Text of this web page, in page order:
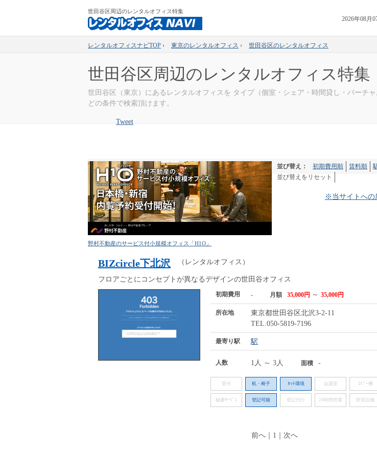
世田谷区周辺のレンタルオフィス特集
2026年08月
レンタルオフィスナビTOP › 東京のレンタルオフィス › 世田谷区のレンタルオフィス
世田谷区周辺のレンタルオフィス特集
世田谷区（東京）にあるレンタルオフィスを タイプ（個室・シェア・時間貸し・バーチ
どの条件で検索頂けます。
Tweet
野村不動産のサービス付小規模オフィス「H1O」
並び替え： 初期費用順 賃料順
並び替えをリセット
※当サイトへの
BIZcircle下北沢 （レンタルオフィス）
フロアごとにコンセプトが異なるデザインの世田谷オフィス
初期費用 - 月額 35,000円 ～ 35,000円
所在地
東京都世田谷区北沢3-2-11
TEL.050-5819-7196
最寄り駅 駅
人数 1人 ～ 3人 面積 -
受付 机・椅子 ﾈｯﾄ環境 会議室 ｺﾋﾟｰ機
秘書ｻｰﾋﾞｽ 登記可能 登記代行 24時間営業 防音設備
前へ｜ 1 次へ